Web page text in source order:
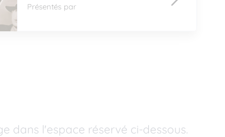
Présentés par
dans l'espace réservé ci-dessous.